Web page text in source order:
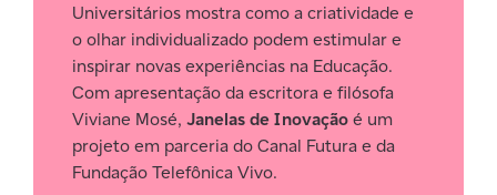
Universitários mostra como a criatividade e
o olhar individualizado podem estimular e
inspirar novas experiências na Educação.
Com apresentação da escritora e filósofa
Viviane Mosé, Janelas de Inovaçãoé um
projeto em parceria do Canal Futura e da
Fundação Telefônica Vivo.